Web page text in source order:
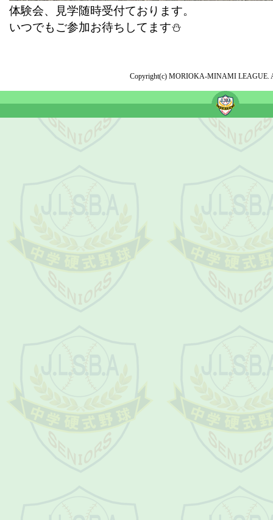
体験会、見学随時受付ております。
いつでもご参加お待ちしてます⛄
Copyright(c) MORIOKA-MINAMI LEAGUE.